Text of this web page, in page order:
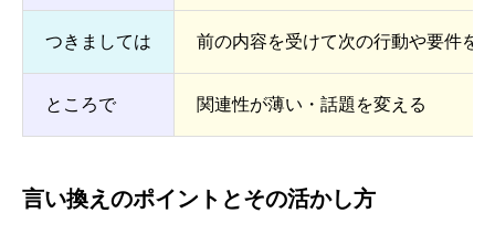
つきましては 前の内容を受けて次の行動や要件を
ところで 関連性が薄い・話題を変える
言い換えのポイントとその活かし方